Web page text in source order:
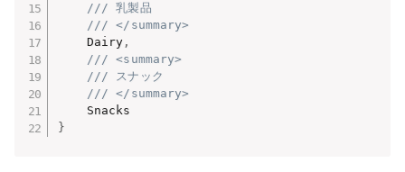
/// 乳製品
/// </summary>
    Dairy
,
/// <summary>
/// スナック
/// </summary>
}